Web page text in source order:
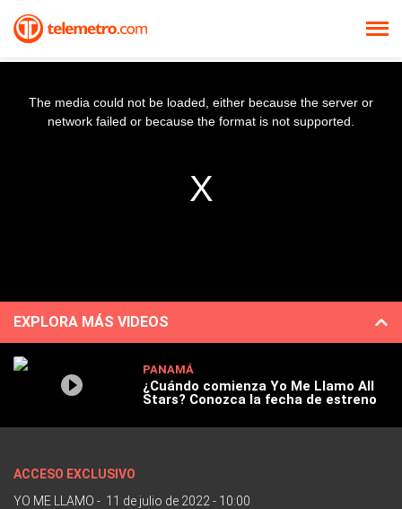
The media could not be loaded, either because the server or
network failed or because the format is not supported.
EXPLORA MÁS VIDEOS
PANAMÁ
¿Cuándo comienza Yo Me Llamo All
Stars? Conozca la fecha de estreno
ACCESO EXCLUSIVO
YO ME LLAMO - 11 de julio de 2022 - 10:00